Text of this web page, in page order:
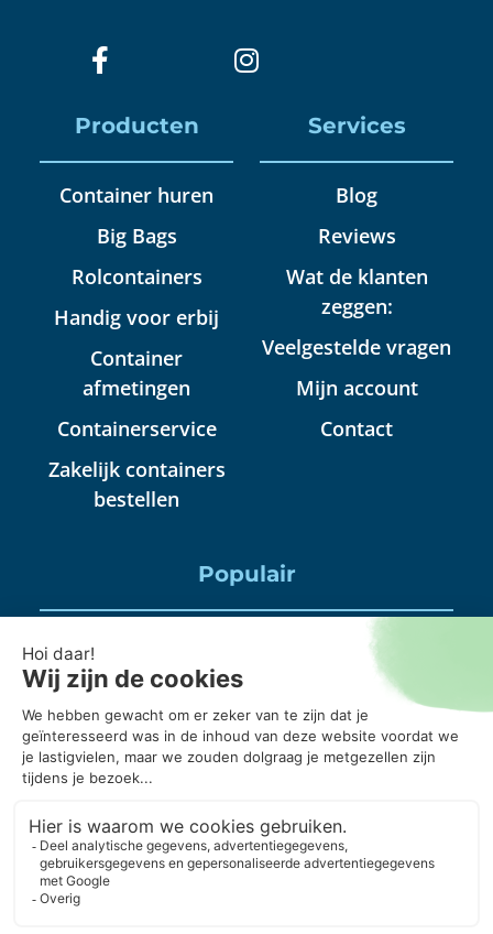
Producten
Container huren
Big Bags
Rolcontainers
Handig voor erbij
Container
afmetingen
Containerservice
Zakelijk containers
bestellen
Services
Blog
Reviews
Wat de klanten
zeggen:
Veelgestelde vragen
Mijn account
Contact
Populair
Huisraad container huren
Puinbak huren, mag daar alles in?
20 kuub container, wanneer gebruik je die?